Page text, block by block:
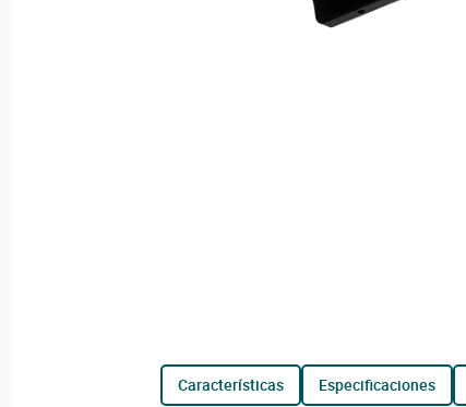
características especificaciones